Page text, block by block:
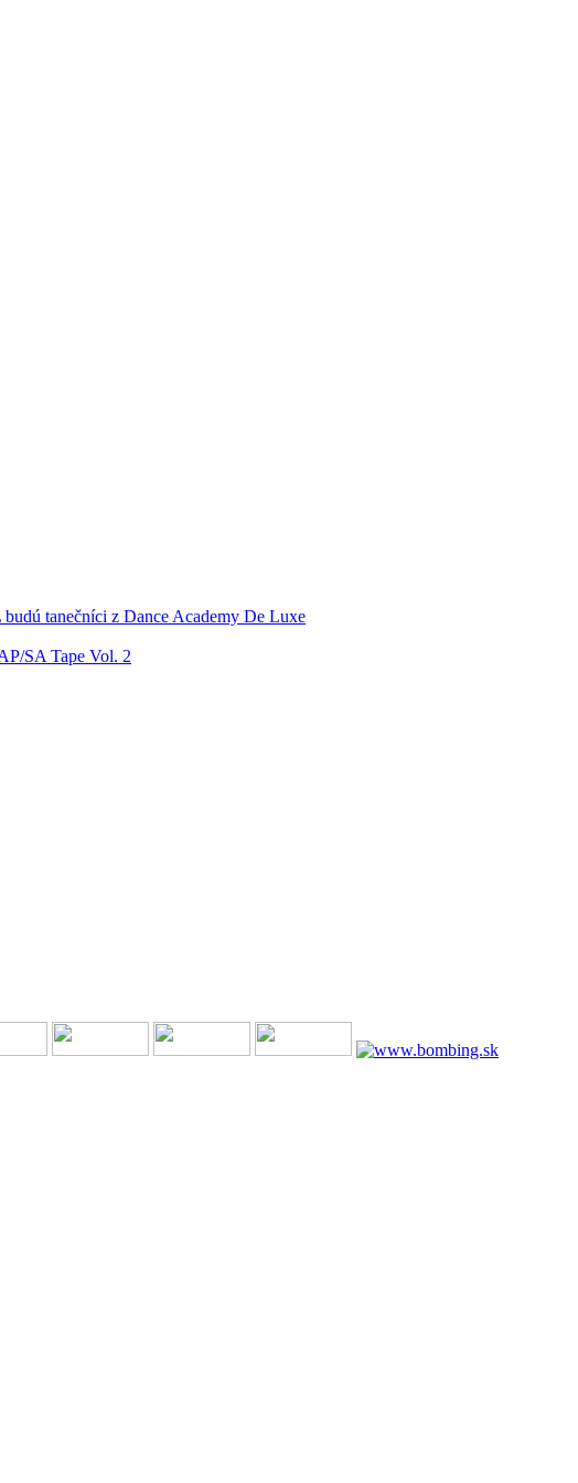
tanečníci z Dance Academy De Luxe
SA Tape Vol. 2